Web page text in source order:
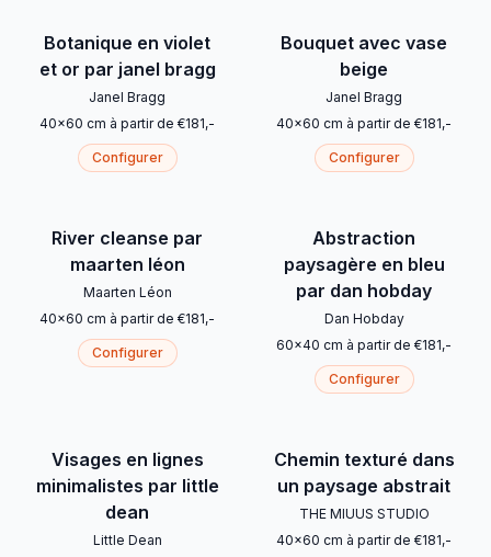
Botanique en violet
et or par janel bragg
Janel Bragg
40x60 cm à partir de €181,-
Configurer
Bouquet avec vase
beige
Janel Bragg
40x60 cm à partir de €181,-
Configurer
River cleanse par
maarten léon
Maarten Léon
40x60 cm à partir de €181,-
Configurer
Abstraction
paysagère en bleu
par dan hobday
Dan Hobday
60x40 cm à partir de €181,-
Configurer
Visages en lignes
minimalistes par little
dean
Little Dean
Chemin texturé dans
un paysage abstrait
THE MIUUS STUDIO
40x60 cm à partir de €181,-